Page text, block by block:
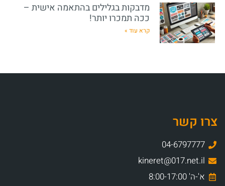
מדבקות בגלילים בהתאמה אישית –
ככה תמכרו יותר!
קרא עוד »
צרו קשר
04-6797777
kineret@017.net.il
א'-ה' 8:00-17:00